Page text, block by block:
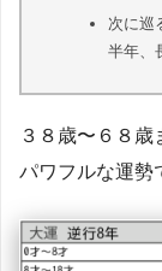
次に巡
半年、
３８歳〜６８歳
パワフルな運勢